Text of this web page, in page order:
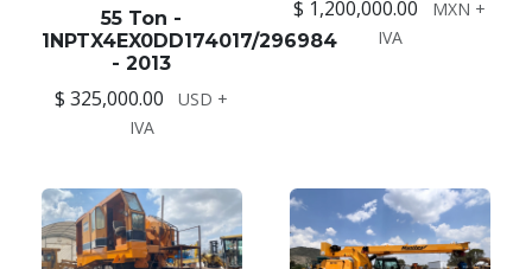
55 Ton -
1NPTX4EX0DD174017/296984
- 2013
$ 325,000.00
USD +
IVA
$ 1,200,000.00
MXN +
IVA